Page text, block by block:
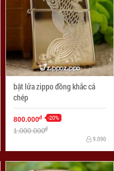
bật lửa zippo đồng khắc cá
chép
800.000đ -20%
1.000.000đ
9.090